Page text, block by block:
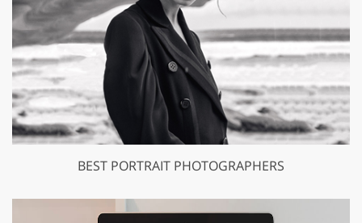
BEST PORTRAIT PHOTOGRAPHERS